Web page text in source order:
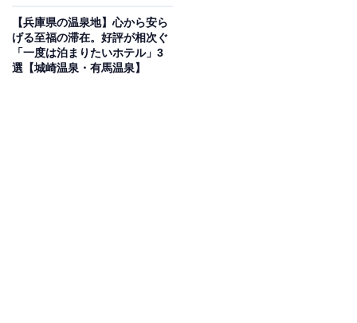
トホテルです。大浴場「海」「空」や展望風呂「昴」か
らは、海と空が繋がるような絶景を堪能できます。食事
は本格イタリアン「ガーデンレストラン ジョヴァンニ」
【兵庫県の温泉地】心から安ら
げる至福の滞在。好評が相次ぐ
「一度は泊まりたいホテル」3
選【城崎温泉・有馬温泉】